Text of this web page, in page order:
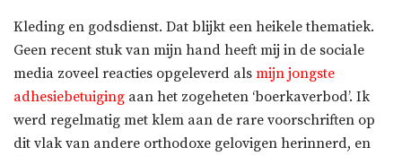
Kleding en godsdienst. Dat blijkt een heikele thematiek.
Geen recent stuk van mijn hand heeft mij in de sociale
media zoveel reacties opgeleverd als mijn jongste
adhesiebetuiging aan het zogeheten ‘boerkaverbod’. Ik
werd regelmatig met klem aan de rare voorschriften op
dit vlak van andere orthodoxe gelovigen herinnerd, en